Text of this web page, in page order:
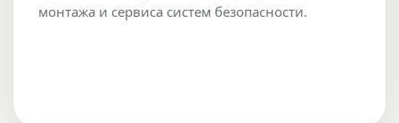
монтажа и сервиса систем безопасности.